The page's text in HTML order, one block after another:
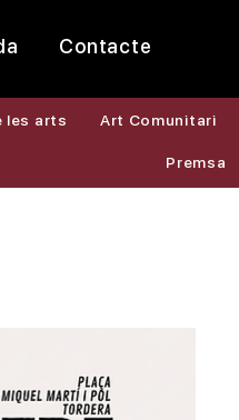
Contacte
les arts Art Comunitari
Premsa